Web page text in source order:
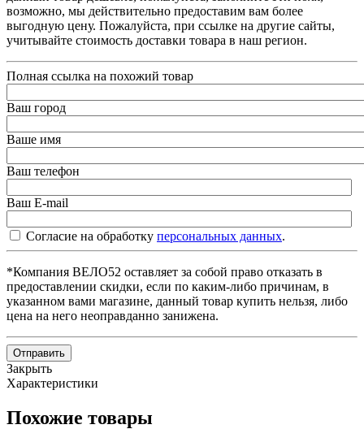
возможно, мы действительно предоставим вам более
выгодную цену. Пожалуйста, при ссылке на другие сайты,
учитывайте стоимость доставки товара в наш регион.
Полная ссылка на похожий товар
Ваш город
Ваше имя
Ваш телефон
Ваш E-mail
Согласие на обработку персональных данных.
*Компания ВЕЛО52 оставляет за собой право отказать в
предоставлении скидки, если по каким-либо причинам, в
указанном вами магазине, данный товар купить нельзя, либо
цена на него неоправданно занижена.
Отправить
Закрыть
Характеристики
Похожие товары